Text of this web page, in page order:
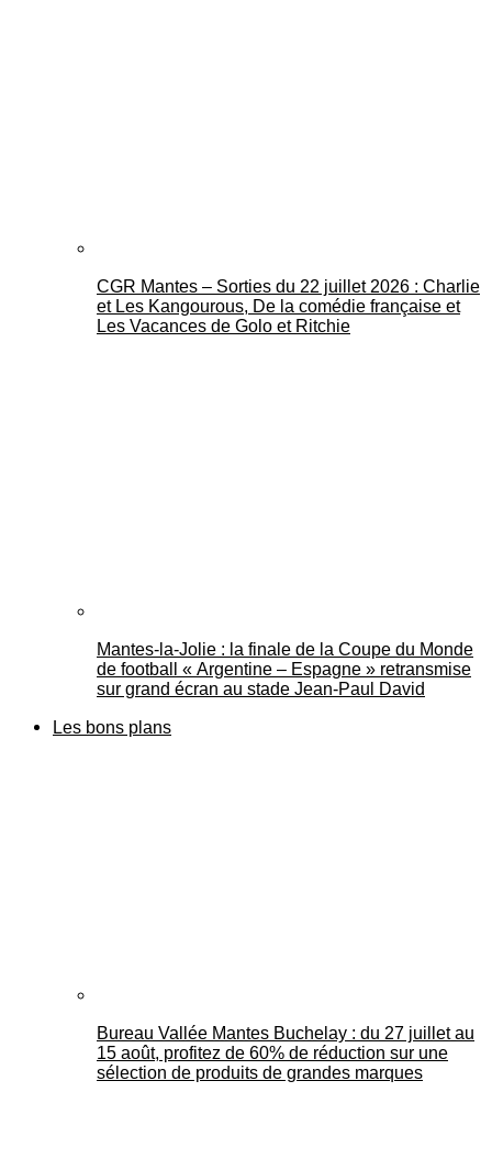
CGR Mantes – Sorties du 22 juillet 2026 : Charlie
et Les Kangourous, De la comédie française et
Les Vacances de Golo et Ritchie
Mantes-la-Jolie : la finale de la Coupe du Monde
de football « Argentine – Espagne » retransmise
sur grand écran au stade Jean-Paul David
Les bons plans
Bureau Vallée Mantes Buchelay : du 27 juillet au
15 août, profitez de 60% de réduction sur une
sélection de produits de grandes marques